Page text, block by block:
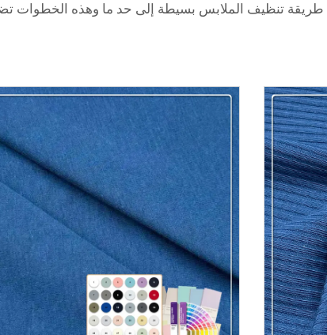
طريقة تنظيف الملابس بسيطة إلى حد ما وهذه الخطوات